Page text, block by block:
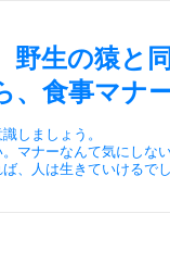
生の猿と同
食事マナ
しましょう。
マナーなんて気にしな
、人は生きていけるでし